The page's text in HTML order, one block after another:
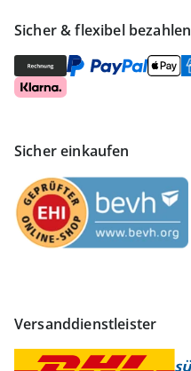
Sicher & flexibel bezahlen
Sicher einkaufen
Versanddienstleister